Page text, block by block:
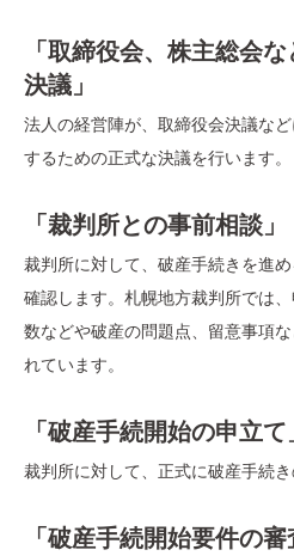
「取締役会、株主総会
決議」
法人の経営陣が、取締役会決議な
するための正式な決議を行います。
「裁判所との事前相談」
裁判所に対して、破産手続きを進
確認します。札幌地方裁判所では
数などや破産の問題点、留意事項
れています。
「破産手続開始の申立て
裁判所に対して、正式に破産手続き
「破産手続開始要件の審